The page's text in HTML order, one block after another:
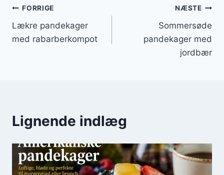
Indlægsnavigation
FORRIGE
Lækre pandekager
med rabarberkompot
NÆSTE
Sommersøde
pandekager med
jordbær
Lignende indlæg